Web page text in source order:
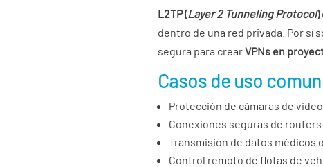
L2TP (Layer 2 Tunneling Protocol)
dentro de una red privada. Por sí
segura para crearVPNs en
Casos de uso
Protección de cámaras de
Conexiones seguras de
Transmisión de datos médicos
Control remoto de flotas de